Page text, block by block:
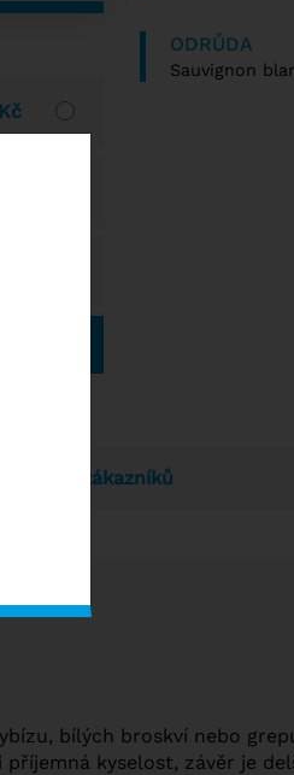
ODRŮDA
Sauvignon
zákazníků
bílých broskví nebo
kyselost, závěr je